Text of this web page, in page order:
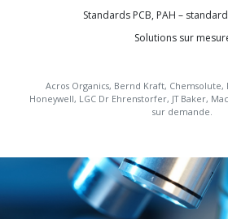
Standards PCB, PAH –
Solutions sur
Acros Organics, Bernd Kraft, Chemsolute,
Honeywell, LGC Dr Ehrenstorfer, JT Baker,
sur demande.